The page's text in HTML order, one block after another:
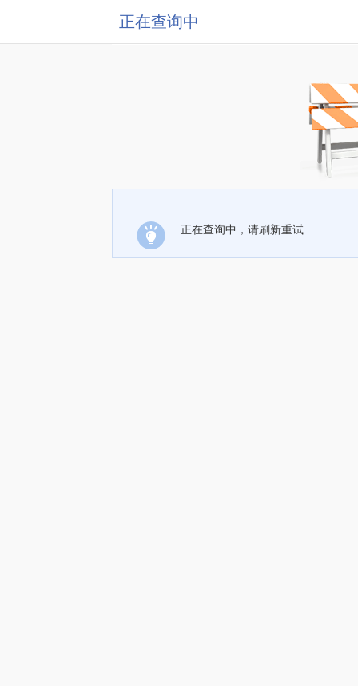
正在查询中
正在查询中，请刷新重试